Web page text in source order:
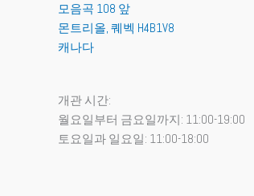
모음곡 108 앞
몬트리올, 퀘벡 H4B1V8
캐나다
개관 시간:
월요일부터 금요일까지: 11:00-19:00
토요일과 일요일: 11:00-18:00